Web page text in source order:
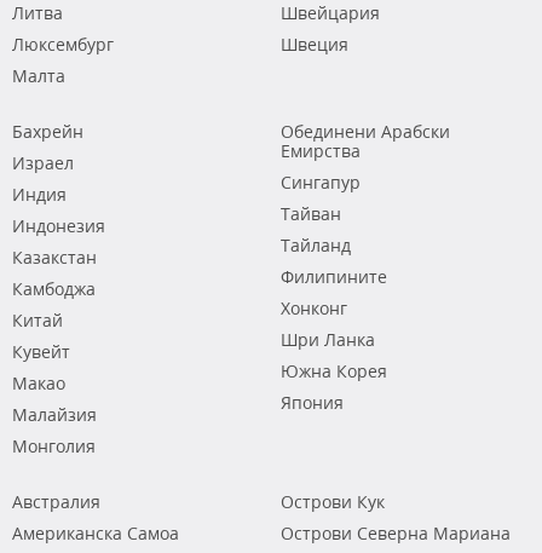
Литва
Люксембург
Малта
Швейцария
Швеция
Бахрейн
Израел
Индия
Индонезия
Казакстан
Камбоджа
Китай
Кувейт
Макао
Малайзия
Монголия
Обединени Арабски
Емирства
Сингапур
Тайван
Тайланд
Филипините
Хонконг
Шри Ланка
Южна Корея
Япония
Австралия
Американска Самоа
Острови Кук
Острови Северна Мариана